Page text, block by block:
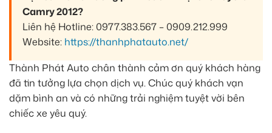
Camry 2012?
Liên hệ Hotline: 0977.383.567 – 0909.212.999
Website: https://thanhphatauto.net/
Thành Phát Auto chân thành cảm ơn quý khách hàng
đã tin tưởng lựa chọn dịch vụ. Chúc quý khách vạn
dặm bình an và có những trải nghiệm tuyệt vời bên
chiếc xe yêu quý.